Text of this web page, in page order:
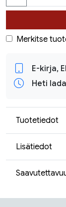
Merkitse
E-kirja,
Heti
Tuotetiedot
Lisätiedot